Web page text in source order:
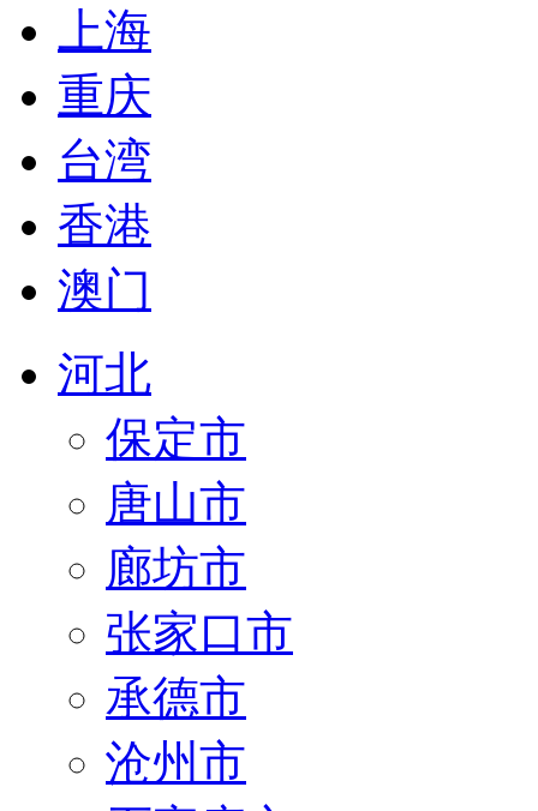
上海
重庆
台湾
香港
澳门
河北
保定市
唐山市
廊坊市
张家口市
承德市
沧州市